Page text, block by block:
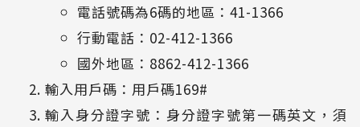
電話號碼為6碼的地區：41-1366
行動電話：02-412-1366
國外地區：8862-412-1366
輸入用戶碼：用戶碼169#
輸入身分證字號：身分證字號第一碼英文，須